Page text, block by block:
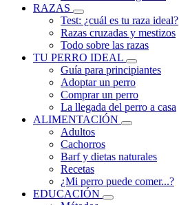
RAZAS
Test: ¿cuál es tu raza ideal?
Razas cruzadas y mestizos
Todo sobre las razas
TU PERRO IDEAL
Guía para principiantes
Adoptar un perro
Comprar un perro
La llegada del perro a casa
ALIMENTACIÓN
Adultos
Cachorros
Barf y dietas naturales
Recetas
¿Mi perro puede comer...?
EDUCACIÓN